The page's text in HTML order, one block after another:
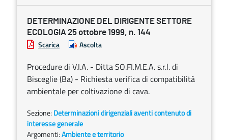
DETERMINAZIONE DEL DIRIGENTE SETTORE
ECOLOGIA 25 ottobre 1999, n. 144
Scarica Ascolta
Procedure di V.I.A. - Ditta SO.FI.M.E.A. s.r.l. di
Bisceglie (Ba) - Richiesta verifica di compatibilità
ambientale per coltivazione di cava.
Sezione: Determinazioni dirigenziali aventi contenuto di
interesse generale
Argomenti:Ambiente e territorio